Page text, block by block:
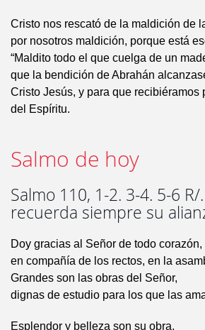
Cristo nos rescató de la maldición de
por nosotros maldición, porque está
“Maldito todo el que cuelga de un
que la bendición de Abrahán
Cristo Jesús, y para que recibiéramos
del Espíritu.
Salmo de hoy
Salmo 110, 1-2. 3-4. 5-6
recuerda siempre su
Doy gracias al Señor de todo corazón,
en compañía de los rectos, en la
Grandes son las obras del Señor,
dignas de estudio para los que las
Esplendor y belleza son su obra,